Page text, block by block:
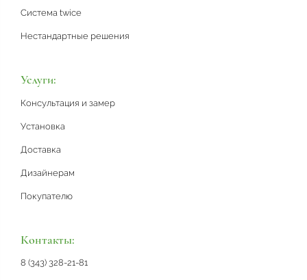
Система twice
Нестандартные решения
Услуги:
Консультация и замер
Установка
Доставка
Дизайнерам
Покупателю
Контакты:
8 (343) 328-21-81